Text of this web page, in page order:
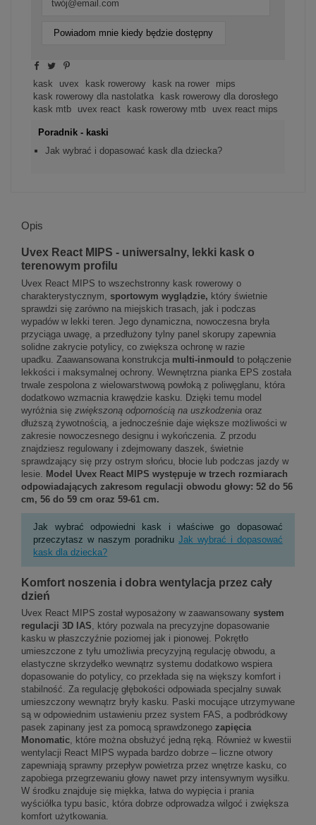
Powiadom mnie kiedy będzie dostępny
kask uvex kask rowerowy kask na rower
mips
kask rowerowy dla nastolatka
kask rowerowy dla dorosłego
kask mtb
uvex react kask rowerowy mtb uvex react mips
Poradnik - kaski
Jak wybrać i dopasować kask dla dziecka?
Opis
Uvex React MIPS - uniwersalny, lekki kask o
terenowym profilu
Uvex React MIPS to wszechstronny kask rowerowy o
charakterystycznym, sportowym wyglądzie, który świetnie
sprawdzi się zarówno na miejskich trasach, jak i podczas
wypadów w lekki teren. Jego dynamiczna, nowoczesna bryła
przyciąga uwagę, a przedłużony tylny panel skorupy zapewnia
solidne zakrycie potylicy, co zwiększa ochronę w razie
upadku. Zaawansowana konstrukcja multi-inmould to połączenie
lekkości i maksymalnej ochrony. Wewnętrzna pianka EPS została
trwale zespolona z wielowarstwową powłoką z poliwęglanu, która
dodatkowo wzmacnia krawędzie kasku. Dzięki temu model
wyróżnia się zwiększoną odpornością na uszkodzenia oraz
dłuższą żywotnością, a jednocześnie daje większe możliwości w
zakresie nowoczesnego designu i wykończenia. Z przodu
znajdziesz regulowany i zdejmowany daszek, świetnie
sprawdzający się przy ostrym słońcu, błocie lub podczas jazdy w
lesie.
Model Uvex React MIPS występuje w trzech rozmiarach
odpowiadających zakresom regulacji obwodu głowy: 52 do 56
cm, 56 do 59 cm oraz 59-61 cm.
Jak wybrać odpowiedni kask i właściwe go dopasować
przeczytasz w naszym poradniku Jak wybrać i dopasować
kask dla dziecka?
Komfort noszenia i dobra wentylacja przez cały
dzień
Uvex React MIPS został wyposażony w zaawansowany system
regulacji 3D IAS, który pozwala na precyzyjne dopasowanie
kasku w płaszczyźnie poziomej jak i pionowej. Pokrętło
umieszczone z tyłu umożliwia precyzyjną regulację obwodu, a
elastyczne skrzydełko wewnątrz systemu dodatkowo wspiera
dopasowanie do potylicy, co przekłada się na większy komfort i
stabilność. Za regulację głębokości odpowiada specjalny suwak
umieszczony wewnątrz bryły kasku. Paski mocujące utrzymywane
są w odpowiednim ustawieniu przez system FAS, a podbródkowy
pasek zapinany jest za pomocą sprawdzonego zapięcia
Monomatic, które można obsłużyć jedną ręką. Również w kwestii
wentylacji React MIPS wypada bardzo dobrze – liczne otwory
zapewniają sprawny przepływ powietrza przez wnętrze kasku, co
zapobiega przegrzewaniu głowy nawet przy intensywnym wysiłku.
W środku znajduje się miękka, łatwa do wypięcia i prania
wyściółka typu basic, która dobrze odprowadza wilgoć i zwiększa
komfort użytkowania.